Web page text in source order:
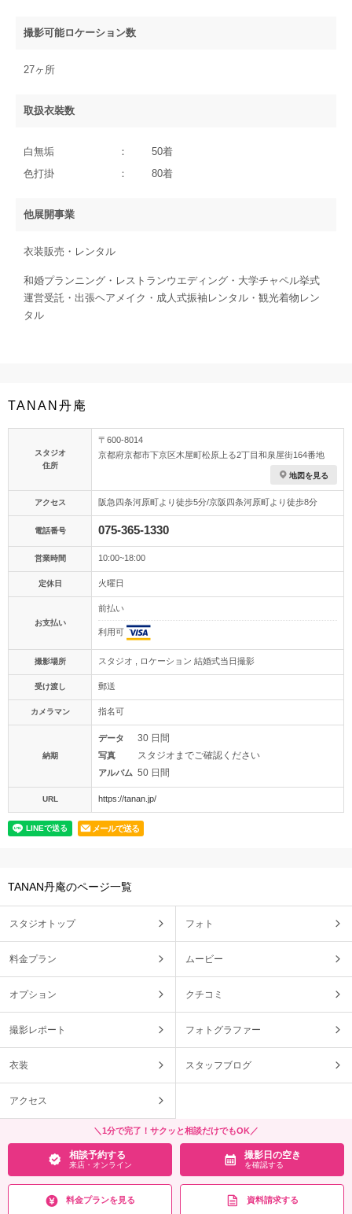
撮影可能ロケーション数
27ヶ所
取扱衣裝数
白無垢
50着
色打掛
80着
他展開事業
衣装販売・レンタル
和婚プランニング・レストランウエディング・大学チャペル挙式
運営受託・出張ヘアメイク・成人式振袖レンタル・観光着物レン
タル
TANAN丹庵
スタジオ
住所
〒600-8014
京都府京都市下京区木屋町松原上る2丁目和泉屋街164番地
地図を見る
アクセス 阪急四条河原町より徒歩5分/京阪四条河原町より徒歩8分
電話番号 075-365-1330
営業時間 10:00~18:00
定休日 火曜日
お支払い
前払い
利用可
撮影場所 スタジオ , ロケーション 結婚式当日撮影
受け渡し 郵送
カメラマン 指名可
納期
データ 30 日間
写真 スタジオまでご確認ください
アルバム 50 日間
URL https://tanan.jp/
メールで送る
TANAN丹庵のページ一覧
スタジオトップ フォト
料金プラン ムービー
オプション クチコミ
撮影レポート フォトグラファー
衣装 スタッフブログ
アクセス
＼1分で完了！サクッと相談だけでもOK／
相談予約する
来店・オンライン
撮影日の空き
を確認する
料金プランを見る 資料請求する